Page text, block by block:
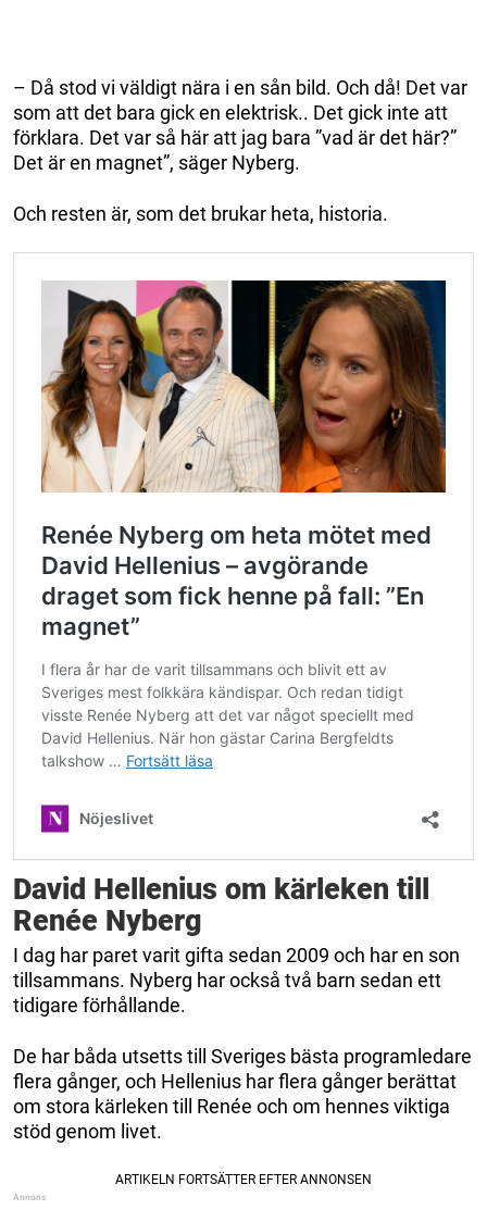
– Då stod vi väldigt nära i en sån bild. Och då! Det var
som att det bara gick en elektrisk.. Det gick inte att
förklara. Det var så här att jag bara ”vad är det här?”
Det är en magnet”, säger Nyberg.
Och resten är, som det brukar heta, historia.
David Hellenius om kärleken till
Renée Nyberg
I dag har paret varit gifta sedan 2009 och har en son
tillsammans. Nyberg har också två barn sedan ett
tidigare förhållande.
De har båda utsetts till Sveriges bästa programledare
flera gånger, och Hellenius har flera gånger berättat
om stora kärleken till Renée och om hennes viktiga
stöd genom livet.